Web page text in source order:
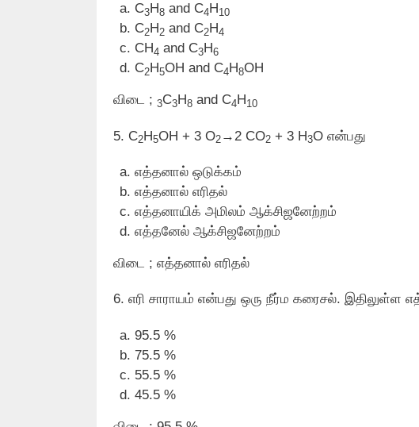
C3H8 and C4H10
C2H2 and C2H4
CH4 and C3H6
C2H5OH and C4H8OH
விடை ; 3C3H8 and C4H10
5. C2H5OH + 3 O2 →2 CO2 + 3 H3O என்பது
எத்தனால் ஒடுக்கம்
எத்தனால் எரிதல்
எத்தனாயிக் அமிலம் ஆக்சிஜனேற்றம்
எத்தனேல் ஆக்சிஜனேற்றம்
விடை ; எத்தனால் எரிதல்
6. எரி சாராயம் என்பது ஒரு நீர்ம கரைசல்.
95.5 %
75.5 %
55.5 %
45.5 %